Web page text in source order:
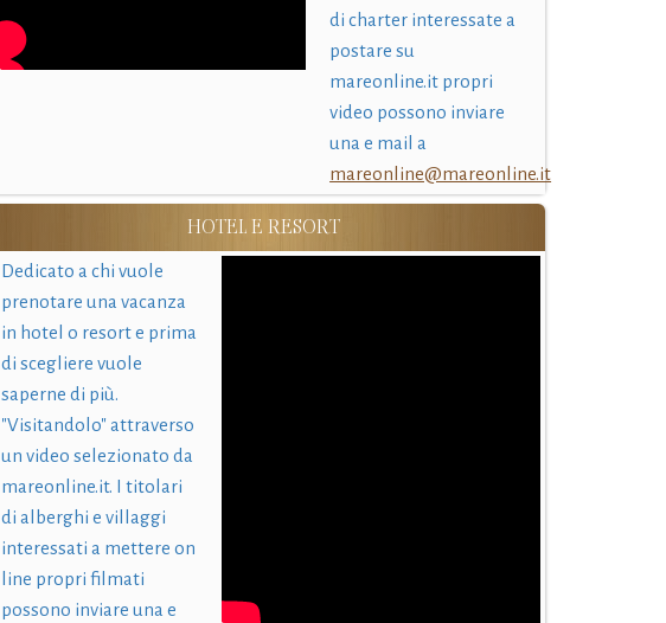
di charter interessate a
postare su
mareonline.it propri
video possono inviare
una e mail a
mareonline@mareonline.it
HOTEL E RESORT
Dedicato a chi vuole
prenotare una vacanza
in hotel o resort e prima
di scegliere vuole
saperne di più.
"Visitandolo" attraverso
un video selezionato da
mareonline.it. I titolari
di alberghi e villaggi
interessati a mettere on
line propri filmati
possono inviare una e